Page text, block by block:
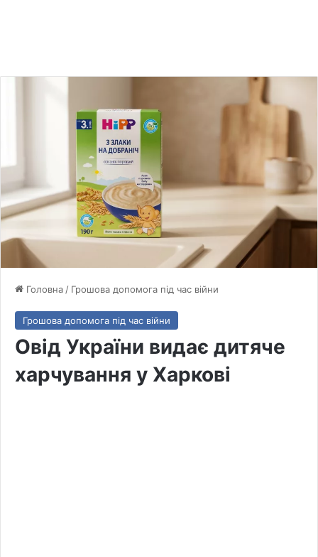
Головна / Грошова допомога під час війни
Грошова допомога під час війни
Овід України видає дитяче
харчування у Харкові